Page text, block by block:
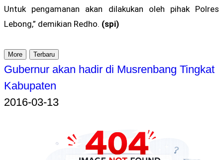
Untuk pengamanan akan dilakukan oleh pihak Polres
Lebong,” demikian Redho. (spi)
More Terbaru
Gubernur akan hadir di Musrenbang Tingkat
Kabupaten
2016-03-13